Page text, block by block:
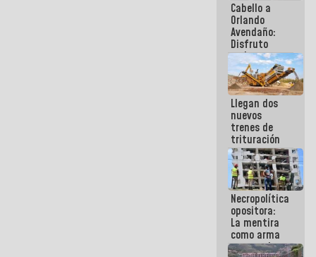
Cabello a
Orlando
Avendaño:
Disfruto
cada vez
que escribes
porque lo
que haces
es
embarrarla
Llegan dos
nuevos
trenes de
trituración
para
optimizar
manejo de
escombros
en La Guaira
Necropolítica
opositora:
La mentira
como arma
contra el